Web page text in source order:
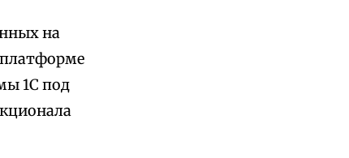
на
1С под